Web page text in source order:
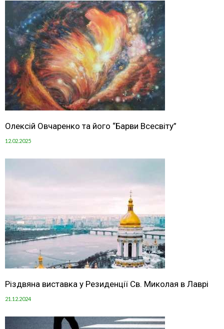
Олексій Овчаренко та його “Барви Всесвіту”
12.02.2025
Різдвяна виставка у Резиденції Св. Миколая в Лаврі
21.12.2024